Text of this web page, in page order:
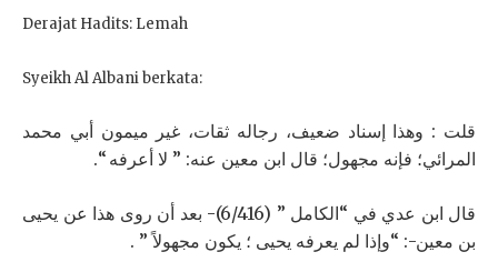
Derajat Hadits: Lemah
Syeikh Al Albani berkata:
قلت : وهذا إسناد ضعيف، رجاله ثقات، غير ميمون أبي محمد
المرائي؛ فإنه مجهول؛ قال ابن معين عنه: ” لا أعرفه “.
قال ابن عدي في “الكامل ” (6/416)- بعد أن روى هذا عن يحيى
بن معين-: “وإذا لم يعرفه يحيى ؛ يكون مجهولاً ” .